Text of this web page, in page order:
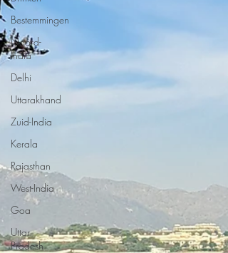
Bestemmingen
Noord-
India
Delhi
Uttarakhand
Zuid-India
Kerala
Rajasthan
West-India
Goa
Uttar
Pradesh